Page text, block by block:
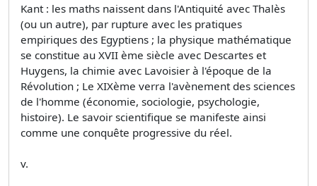
Kant : les maths naissent dans l'Antiquité avec Thalès
(ou un autre), par rupture avec les pratiques
empiriques des Egyptiens ; la physique mathématique
se constitue au XVII ème siècle avec Descartes et
Huygens, la chimie avec Lavoisier à l'époque de la
Révolution ; Le XIXème verra l'avènement des sciences
de l'homme (économie, sociologie, psychologie,
histoire). Le savoir scientifique se manifeste ainsi
comme une conquête progressive du réel.
v.